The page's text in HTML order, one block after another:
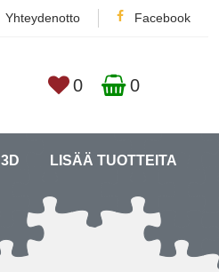
Yhteydenotto Facebook
0 0
3D LISÄÄ TUOTTEITA